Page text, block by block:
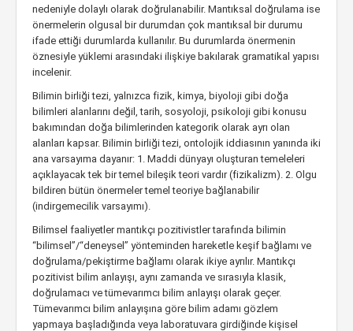
nedeniyle dolaylı olarak doğrulanabilir. Mantıksal doğrulama ise
önermelerin olgusal bir durumdan çok mantıksal bir durumu
ifade ettiği durumlarda kullanılır. Bu durumlarda önermenin
öznesiyle yüklemi arasındaki ilişkiye bakılarak gramatikal yapısı
incelenir.
Bilimin birliği tezi, yalnızca fizik, kimya, biyoloji gibi doğa
bilimleri alanlarını değil, tarih, sosyoloji, psikoloji gibi konusu
bakımından doğa bilimlerinden kategorik olarak ayrı olan
alanları kapsar. Bilimin birliği tezi, ontolojik iddiasının yanında iki
ana varsayıma dayanır: 1. Maddi dünyayı oluşturan temeleleri
açıklayacak tek bir temel bileşik teori vardır (fizikalizm). 2. Olgu
bildiren bütün önermeler temel teoriye bağlanabilir
(indirgemecilik varsayımı).
Bilimsel faaliyetler mantıkçı pozitivistler tarafında bilimin
“bilimsel”/“deneysel” yönteminden hareketle keşif bağlamı ve
doğrulama/pekiştirme bağlamı olarak ikiye ayrılır. Mantıkçı
pozitivist bilim anlayışı, aynı zamanda ve sırasıyla klasik,
doğrulamacı ve tümevarımcı bilim anlayışı olarak geçer.
Tümevarımcı bilim anlayışına göre bilim adamı gözlem
yapmaya başladığında veya laboratuvara girdiğinde kişisel